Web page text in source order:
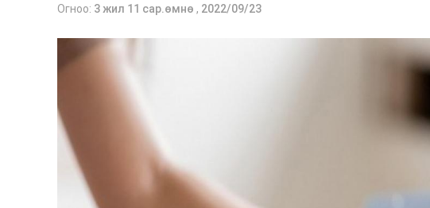
Огноо: 3 жил 11 сар.өмнө , 2022/09/23